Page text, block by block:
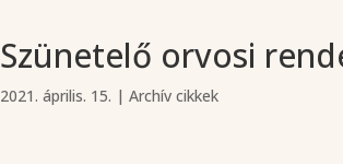
Szünetelő orvosi
2021. április. 15. |Archív cikkek